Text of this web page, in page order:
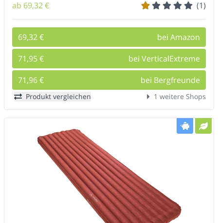
ab 69,32 € (1)
69,32 €
bei Amazon
71,95 €
bei VerticalExtreme
71,96 €
bei Bergfreunde
Produkt vergleichen 1 weitere Shops